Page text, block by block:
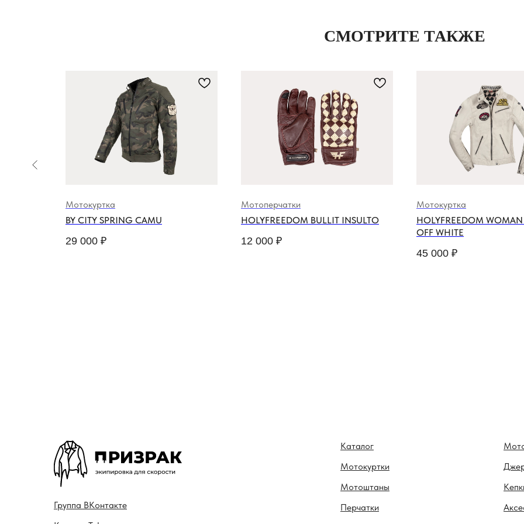
СМОТРИТЕ ТАКЖЕ
BY CITY SPRING CAMU
Мотокуртка
29 000 ₽
HOLYFREEDOM BULLIT INSULTO
Мотоперчатки
12 000 ₽
HOLYFREEDOM
OFF WHITE
Мотокуртка
45 000 ₽
Каталог
Мотокуртки
Мотоштаны
Перчатки
Гру ппа ВКонтакте